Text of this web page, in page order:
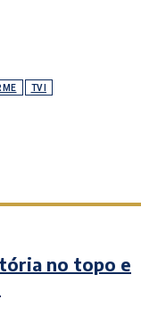
TVI
no topo e